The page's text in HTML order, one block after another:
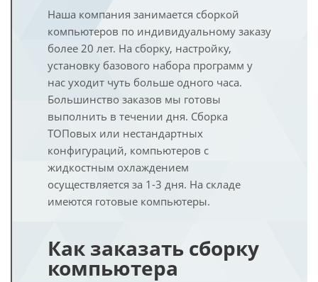
Наша компания занимается сборкой
компьютеров по индивидуальному заказу
более 20 лет. На сборку, настройку,
установку базового набора программ у
нас уходит чуть больше одного часа.
Большинство заказов мы готовы
выполнить в течении дня. Сборка
ТОПовых или нестандартных
конфигураций, компьютеров с
жидкостным охлаждением
осуществляется за 1-3 дня. На складе
имеются готовые компьютеры.
Как заказать сборку
компьютера